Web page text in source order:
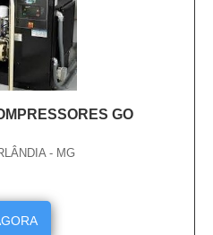
GO
- MG